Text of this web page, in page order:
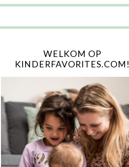
WELKOM OP
KINDERFAVORITES.COM!